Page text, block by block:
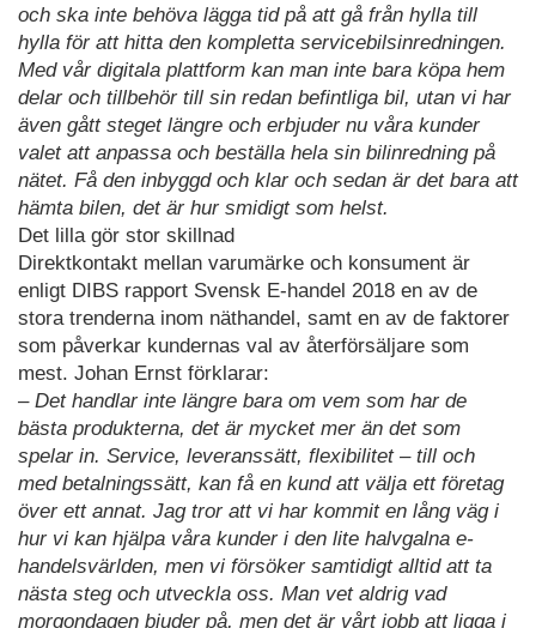
och ska inte behöva lägga tid på att gå från hylla till
hylla för att hitta den kompletta servicebilsinredningen.
Med vår digitala plattform kan man inte bara köpa hem
delar och tillbehör till sin redan befintliga bil, utan vi har
även gått steget längre och erbjuder nu våra kunder
valet att anpassa och beställa hela sin bilinredning på
nätet. Få den inbyggd och klar och sedan är det bara att
hämta bilen, det är hur smidigt som helst.
Det lilla gör stor skillnad
Direktkontakt mellan varumärke och konsument är
enligt DIBS rapport Svensk E-handel 2018 en av de
stora trenderna inom näthandel, samt en av de faktorer
som påverkar kundernas val av återförsäljare som
mest. Johan Ernst förklarar:
– Det handlar inte längre bara om vem som har de
bästa produkterna, det är mycket mer än det som
spelar in. Service, leveranssätt, flexibilitet – till och
med betalningssätt, kan få en kund att välja ett företag
över ett annat. Jag tror att vi har kommit en lång väg i
hur vi kan hjälpa våra kunder i den lite halvgalna e-
handelsvärlden, men vi försöker samtidigt alltid att ta
nästa steg och utveckla oss. Man vet aldrig vad
morgondagen bjuder på, men det är vårt jobb att ligga i